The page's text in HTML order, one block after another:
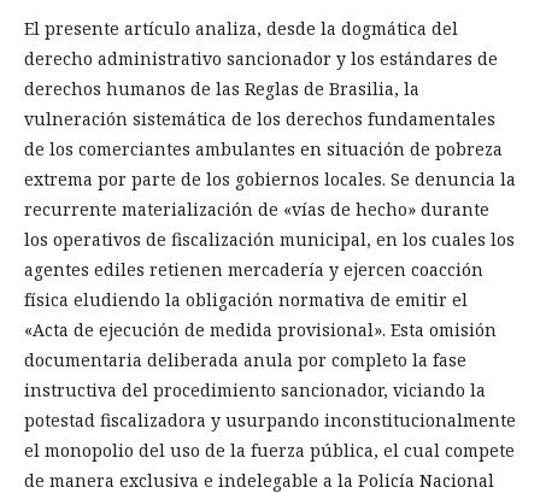
El presente artículo analiza, desde la dogmática del
derecho administrativo sancionador y los estándares de
derechos humanos de las Reglas de Brasilia, la
vulneración sistemática de los derechos fundamentales
de los comerciantes ambulantes en situación de pobreza
extrema por parte de los gobiernos locales. Se denuncia la
recurrente materialización de «vías de hecho» durante
los operativos de fiscalización municipal, en los cuales los
agentes ediles retienen mercadería y ejercen coacción
física eludiendo la obligación normativa de emitir el
«Acta de ejecución de medida provisional». Esta omisión
documentaria deliberada anula por completo la fase
instructiva del procedimiento sancionador, viciando la
potestad fiscalizadora y usurpando inconstitucionalmente
el monopolio del uso de la fuerza pública, el cual compete
de manera exclusiva e indelegable a la Policía Nacional